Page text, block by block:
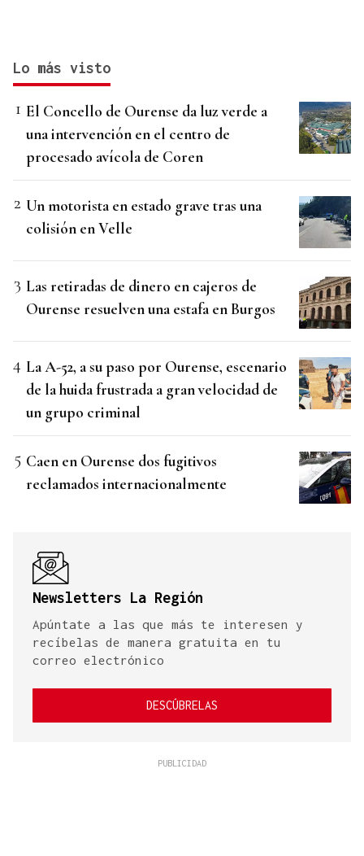
Lo más visto
El Concello de Ourense da luz verde a
una intervención en el centro de
procesado avícola de Coren
Un motorista en estado grave tras una
colisión en Velle
Las retiradas de dinero en cajeros de
Ourense resuelven una estafa en Burgos
La A-52, a su paso por Ourense, escenario
de la huida frustrada a gran velocidad de
un grupo criminal
Caen en Ourense dos fugitivos
reclamados internacionalmente
Newsletters La Región
Apúntate a las que más te interesen y
recíbelas de manera gratuita en tu
correo electrónico
DESCÚBRELAS